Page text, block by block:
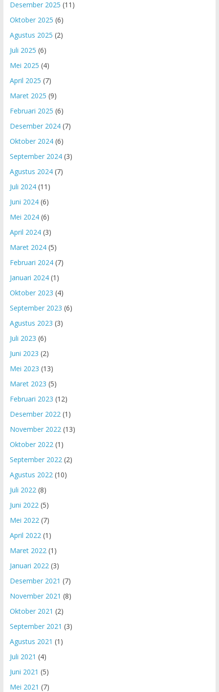
Desember 2025 (11)
Oktober 2025 (6)
Agustus 2025 (2)
Juli 2025 (6)
Mei 2025 (4)
April 2025 (7)
Maret 2025 (9)
Februari 2025 (6)
Desember 2024(7)
Oktober 2024(6)
September 2024(3)
Agustus 2024(7)
Juli 2024(11)
Juni 2024(6)
Mei 2024(6)
April 2024(3)
Maret 2024(5)
Februari 2024(7)
Januari 2024(1)
Oktober 2023 (4)
September 2023 (6)
Agustus 2023 (3)
Juli 2023 (6)
Juni 2023 (2)
Mei 2023 (13)
Maret 2023 (5)
Februari 2023 (12)
Desember 2022 (1)
November 2022 (13)
Oktober 2022 (1)
September 2022 (2)
Agustus 2022 (10)
Juli 2022 (8)
Juni 2022 (5)
Mei 2022 (7)
April 2022 (1)
Maret 2022 (1)
Januari 2022 (3)
Desember 2021 (7)
November 2021 (8)
Oktober 2021 (2)
September 2021 (3)
Agustus 2021 (1)
Juli 2021 (4)
Juni 2021 (5)
Mei 2021 (7)